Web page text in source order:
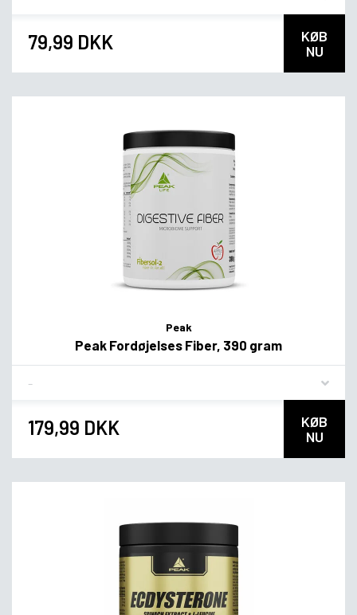
79,99 DKK
KØB
NU
Peak
Peak Fordøjelses Fiber, 390 gram
179,99 DKK
KØB
NU